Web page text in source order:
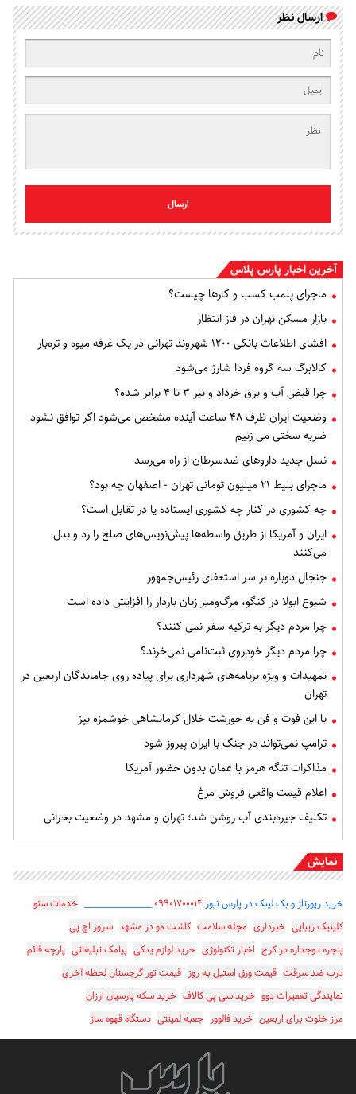
ارسال نظر
ارسال
آخرین اخبار پارس پلاس
ماجرای پلمب کسب و کارها چیست؟
بازار مسکن تهران در فاز انتظار
افشای اطلاعات بانکی ۱۲۰۰ شهروند تهرانی در یک غرفه میوه و تره‌بار
کالابرگ سه گروه فردا شارژ می‌شود
چرا قبض آب و برق خرداد و تیر ۳ تا ۴ برابر شده؟
وضعیت ایران ظرف ۴۸ ساعت آینده مشخص می‌شود اگر توافق نشود
ضربه سختی می زنیم
نسل جدید داروهای ضدسرطان از راه می‌رسد
ماجرای بلیط ۲۱ میلیون تومانی تهران - اصفهان چه بود؟
چه کشوری در کنار چه کشوری ایستاده یا در تقابل است؟
ایران و آمریکا از طریق واسطه‌ها پیش‌نویس‌های صلح را رد و بدل
می‌کنند
جنجال دوباره بر سر استعفای رئیس‌جمهور
شیوع ابولا در کنگو، مرگ‌ومیر زنان باردار را افزایش داده است
چرا مردم دیگر به ترکیه سفر نمی کنند؟
چرا مردم دیگر خودروی ثبت‌نامی نمی‌خرند؟
تمهیدات و ویژه برنامه‌های شهرداری برای پیاده روی جاماندگان اربعین در
تهران
با این فوت و فن یه خورشت خلال کرمانشاهی خوشمزه بپز
ترامپ نمی‌تواند در جنگ با ایران پیروز شود
مذاکرات تنگه هرمز با عمان بدون حضور آمریکا
اعلام قیمت واقعی فروش مرغ
تکلیف جیره‌بندی آب روشن شد؛ تهران و مشهد در وضعیت بحرانی
نمایش
خرید رپورتاژ و بک لینک در پارس نیوز ۰۹۹۰۱۷۰۰۰۱۴_________________ خدمات سئو
کلینیک زیبایی خبرداری مجله سلامت کاشت مو در مشهد سرور اچ پی
پنجره دوجداره در کرج اخبار تکنولوژی خرید لوازم یدکی پیامک تبلیغاتی پارچه قائم
درب ضد سرقت قیمت ورق استیل به روز قیمت تور گرجستان لحظه آخری
نمایندگی تعمیرات دوو خرید سی پی کالاف خرید سکه پارسیان ارزان
مرز خلوت برای اربعین خرید فالوور جعبه لمینتی دستگاه قهوه ساز